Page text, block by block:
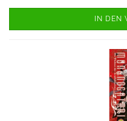
IN DEN